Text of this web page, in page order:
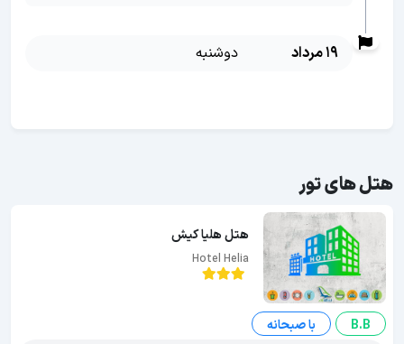
19 مرداد دوشنبه
هتل های تور
هتل هلیا کیش
Hotel Helia
B.B
با صبحانه